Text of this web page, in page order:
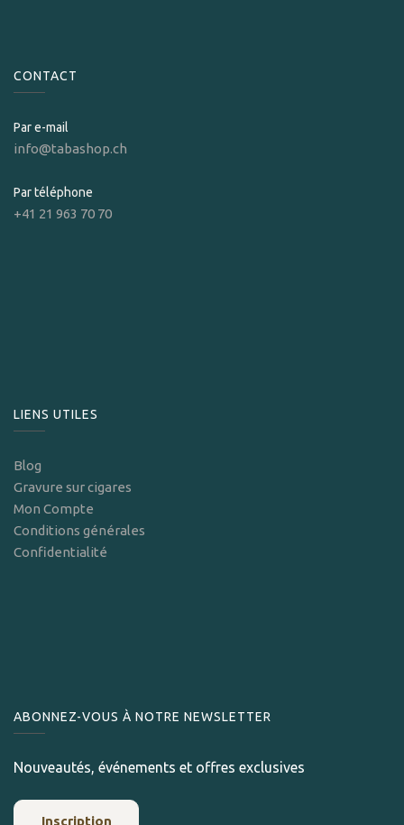
CONTACT
Par e-mail
info@tabashop.ch
Par téléphone
+41 21 963 70 70
LIENS UTILES
Blog
Gravure sur cigares
Mon Compte
Conditions générales
Confidentialité
ABONNEZ-VOUS À NOTRE NEWSLETTER
Nouveautés, événements et offres exclusives
Inscription